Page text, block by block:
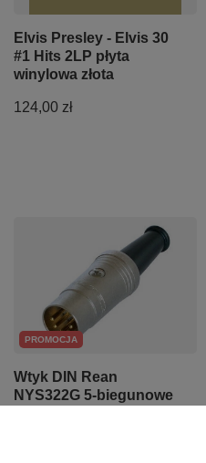
Elvis Presley - Elvis 30
#1 Hits 2LP płyta
winylowa złota
124,00 zł
PROMOCJA
Wtyk DIN Rean
NYS322G 5-biegunowe